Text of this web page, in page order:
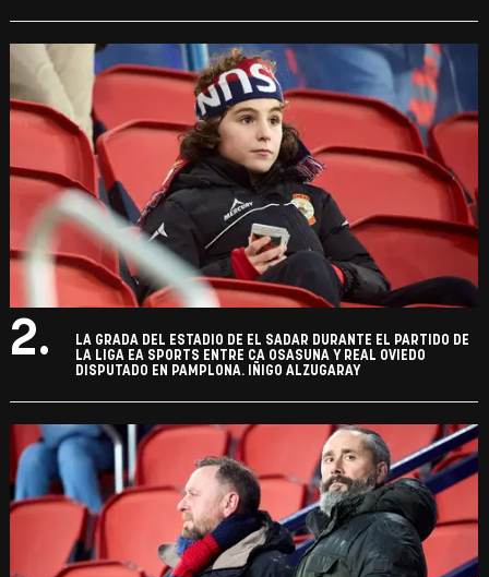
2.
LA GRADA DEL ESTADIO DE EL SADAR DURANTE EL PARTIDO DE
LA LIGA EA SPORTS ENTRE CA OSASUNA Y REAL OVIEDO
DISPUTADO EN PAMPLONA. IÑIGO ALZUGARAY